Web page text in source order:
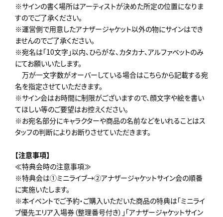
※サインの書く場所はアーティストが決めた所定の位置になりま
すのでご了承ください。
※運営側で用意したアナザージャケット以外の物にサインはでき
ませんのでご了承ください。
※宛名は「10文字」以内、ひらがな、カタカナ、アルファベットのみ
にてお願いいたします。
万が一文字数がオーバーしている場合はこちらから記載する宛
名を指定させていただきます。
※サイン会はお時間に制限がございますので、顔文字や絵を書い
てほしい等のご要望はお控えください。
※お宛名部分にキャラクターや商品の名前などをいれることはス
タッフの判断によりお断りさせていただきます。
【注意事項】
≪特典会時の注意事項≫
※特典会は①ミニライブ→②アナザージャケットサイン会の順番
に実施いたします。
※本イベントでご予約・ご購入いただいた商品の特典は「ミニライ
ブ優先エリア入場券（整理番号付き）」「アナザージャケットサイン